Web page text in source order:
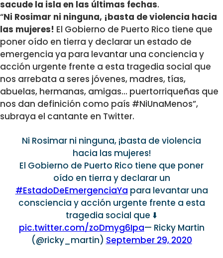
sacude la isla en las últimas fechas.
“Ni Rosimar ni ninguna, ¡basta de violencia hacia
las mujeres! El Gobierno de Puerto Rico tiene que
poner oído en tierra y declarar un estado de
emergencia ya para levantar una conciencia y
acción urgente frente a esta tragedia social que
nos arrebata a seres jóvenes, madres, tías,
abuelas, hermanas, amigas… puertorriqueñas que
nos dan definición como país #NiUnaMenos”,
subraya el cantante en Twitter.
Ni Rosimar ni ninguna, ¡basta de violencia
hacia las mujeres!
El Gobierno de Puerto Rico tiene que poner
oído en tierra y declarar un
#EstadoDeEmergenciaYa para levantar una
consciencia y acción urgente frente a esta
tragedia social que ⬇️
pic.twitter.com/zoDmyg6Ipa— Ricky Martin
(@ricky_martin) September 29, 2020